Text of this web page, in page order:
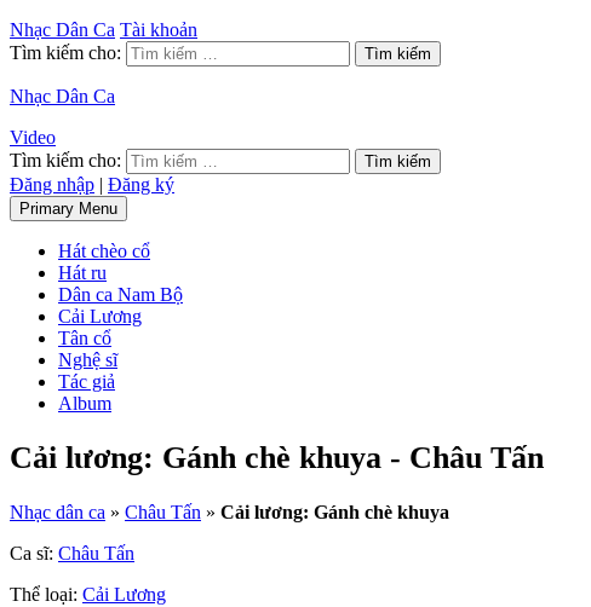
Nhạc Dân Ca Tài khoản
Tìm kiếm cho:
Nhạc Dân Ca
Video
Tìm kiếm cho:
Đăng nhập | Đăng ký
Primary Menu
Hát chèo cổ
Hát ru
Dân ca Nam Bộ
Cải Lương
Tân cổ
Nghệ sĩ
Tác giả
Album
Cải lương: Gánh chè khuya - Châu Tấn
Nhạc dân ca » Châu Tấn » Cải lương: Gánh chè khuya
Ca sĩ: Châu Tấn
Thể loại: Cải Lương